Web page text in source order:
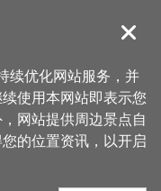
導覽
饮店
边店家
关闭
续优化网站服务，并
使用本网站即表示您
网站提供周边景点自
的位置资讯，以开启